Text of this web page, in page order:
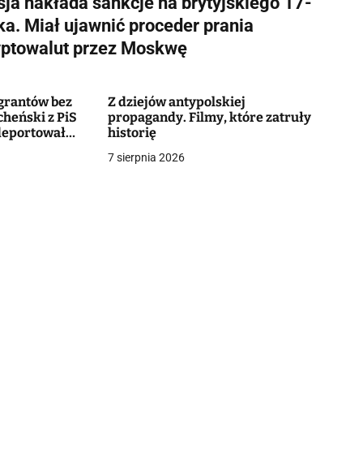
Miał ujawnić proceder prania
przez Moskwę
bez
z PiS
Z dziejów antypolskiej
propagandy. Filmy, które zatruły
historię
7 sierpnia 2026